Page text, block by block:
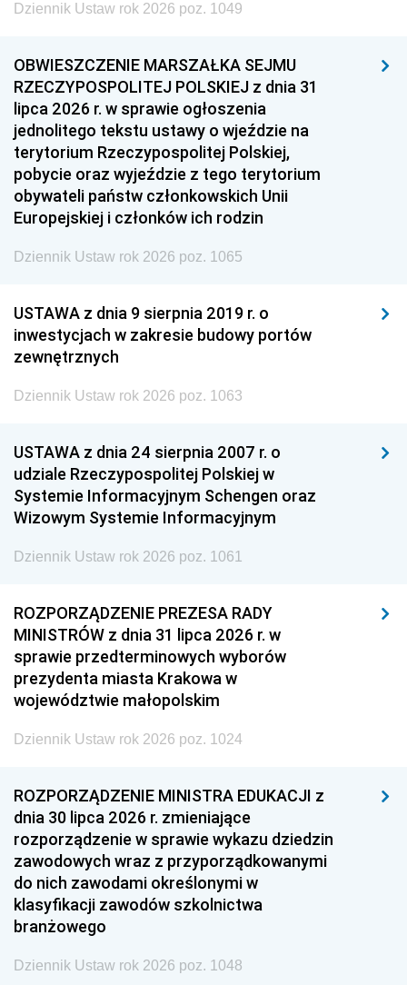
Dziennik Ustaw rok 2026 poz. 1049
OBWIESZCZENIE MARSZAŁKA SEJMU
RZECZYPOSPOLITEJ POLSKIEJ z dnia 31
lipca 2026 r. w sprawie ogłoszenia
jednolitego tekstu ustawy o wjeździe na
terytorium Rzeczypospolitej Polskiej,
pobycie oraz wyjeździe z tego terytorium
obywateli państw członkowskich Unii
Europejskiej i członków ich rodzin
Dziennik Ustaw rok 2026 poz. 1065
USTAWA z dnia 9 sierpnia 2019 r. o
inwestycjach w zakresie budowy portów
zewnętrznych
Dziennik Ustaw rok 2026 poz. 1063
USTAWA z dnia 24 sierpnia 2007 r. o
udziale Rzeczypospolitej Polskiej w
Systemie Informacyjnym Schengen oraz
Wizowym Systemie Informacyjnym
Dziennik Ustaw rok 2026 poz. 1061
ROZPORZĄDZENIE PREZESA RADY
MINISTRÓW z dnia 31 lipca 2026 r. w
sprawie przedterminowych wyborów
prezydenta miasta Krakowa w
województwie małopolskim
Dziennik Ustaw rok 2026 poz. 1024
ROZPORZĄDZENIE MINISTRA EDUKACJI z
dnia 30 lipca 2026 r. zmieniające
rozporządzenie w sprawie wykazu dziedzin
zawodowych wraz z przyporządkowanymi
do nich zawodami określonymi w
klasyfikacji zawodów szkolnictwa
branżowego
Dziennik Ustaw rok 2026 poz. 1048